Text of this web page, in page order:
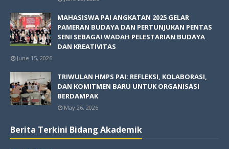
MAHASISWA PAI ANGKATAN 2025 GELAR
PAMERAN BUDAYA DAN PERTUNJUKAN PENTAS
SENI SEBAGAI WADAH PELESTARIAN BUDAYA
DAN KREATIVITAS
June 15, 2026
TRIWULAN HMPS PAI: REFLEKSI, KOLABORASI,
DAN KOMITMEN BARU UNTUK ORGANISASI
BERDAMPAK
May 26, 2026
Berita Terkini Bidang Akademik